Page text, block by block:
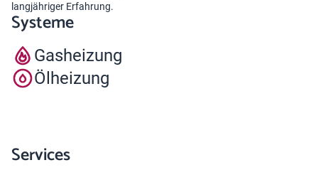
langjähriger Erfahrung.
Systeme
Gasheizung
Ölheizung
Services